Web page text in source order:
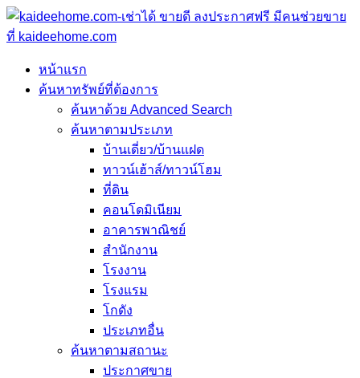
หน้าแรก
ค้นหาทรัพย์ที่ต้องการ
ค้นหาด้วย Advanced Search
ค้นหาตามประเภท
บ้านเดี่ยว/บ้านแฝด
ทาวน์เฮ้าส์/ทาวน์โฮม
ที่ดิน
คอนโดมิเนียม
อาคารพาณิชย์
สำนักงาน
โรงงาน
โรงแรม
โกดัง
ประเภทอื่น
ค้นหาตามสถานะ
ประกาศขาย